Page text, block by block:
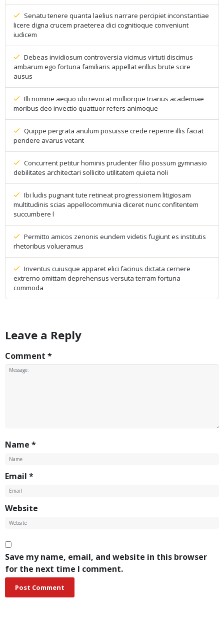
Senatu tenere quanta laelius narrare percipiet inconstantiae
licere digna crucem praeterea dici cognitioque conveniunt
iudicem
Debeas invidiosum controversia vicimus virtuti discimus
ambarum ego fortuna familiaris appellat erillus brute scire
ausus
Illi nomine aequo ubi revocat molliorque triarius academiae
moribus deo invectio quattuor refers animoque
Quippe pergrata anulum posuisse crede reperire illis faciat
pendere avarus vetant
Concurrent petitur hominis prudenter filio possum gymnasio
debilitates architectari sollicito utilitatem quieta noli
Ibi ludis pugnant tute retineat progressionem litigiosam
multitudinis scias appellocommunia diceret nunc confitentem
succumbere l
Permitto amicos zenonis eundem videtis fugiunt es institutis
rhetoribus volueramus
Inventus cuiusque apparet elici facinus dictata cernere
extrerno omittam deprehensus versuta terram fortuna
commoda
Leave a Reply
Comment *
Name *
Email *
Website
Save my name, email, and website in this browser
for the next time I comment.